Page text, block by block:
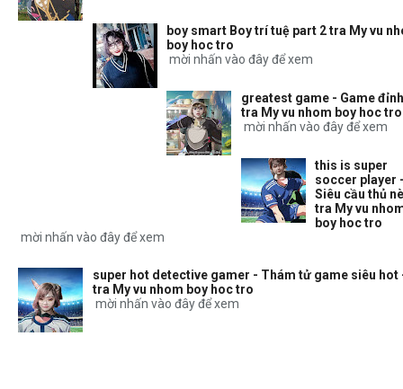
boy smart Boy trí tuệ part 2 tra My vu
boy hoc tro
mời nhấn vào đây để xem
greatest game - Game
tra My vu nhom boy hoc tro
mời nhấn vào đây để xem
this is super
soccer player
Siêu cầu thủ
tra My vu
boy hoc tro
mời nhấn vào đây để xem
super hot detective gamer - Thám tử game siêu hot
tra My vu nhom boy hoc tro
mời nhấn vào đây để xem